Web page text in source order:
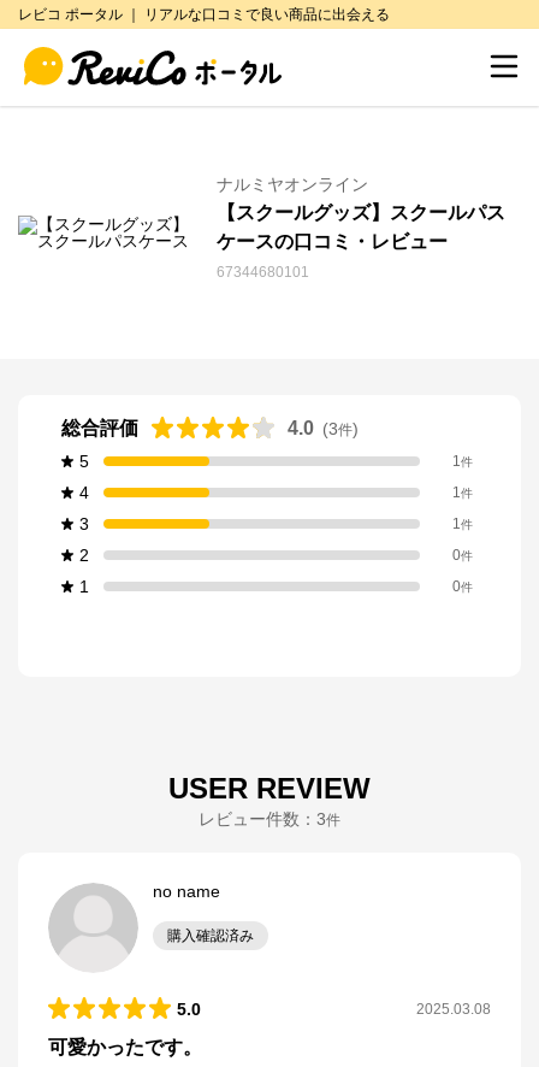
レビコ ポータル ｜ リアルな口コミで良い商品に出会える
ナルミヤオンライン
【スクールグッズ】スクールパス
ケースの口コミ・レビュー
67344680101
総合評価 4.0 (3件)
5
1件
4 1件
3 1件
2 0件
1 0件
USER REVIEW
レビュー件数： 3件
no name
購入確認済み
5.0 2025.03.08
可愛かったです。